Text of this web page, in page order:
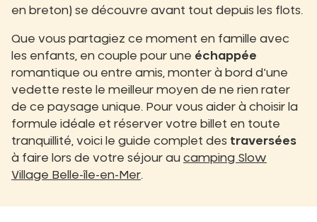
en breton) se découvre avant tout depuis les flots.
Que vous partagiez ce moment en famille avec
les enfants, en couple pour une échappée
romantique ou entre amis, monter à bord d’une
vedette reste le meilleur moyen de ne rien rater
de ce paysage unique. Pour vous aider à choisir la
formule idéale et réserver votre billet en toute
tranquillité, voici le guide complet des traversées
à faire lors de votre séjour au camping Slow
Village Belle-île-en-Mer.